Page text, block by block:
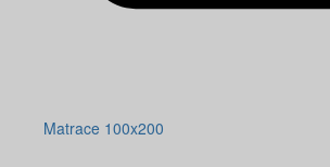
Matrace 100x200